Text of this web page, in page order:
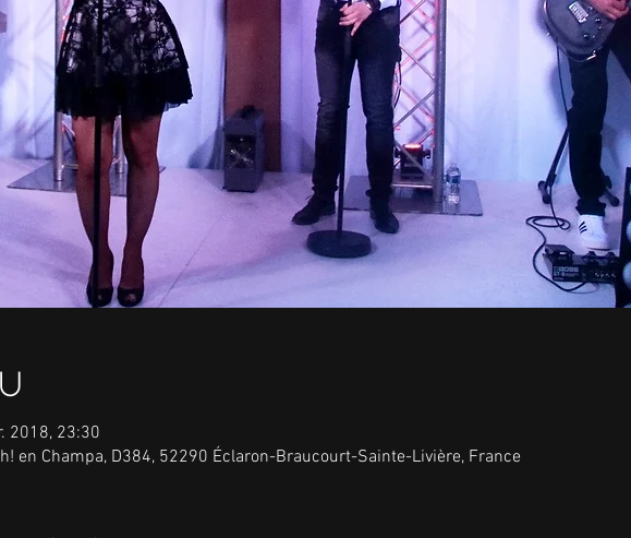
2018, 23:30
en Champa, D384, 52290 Éclaron-Braucourt-Sainte-Livière, France